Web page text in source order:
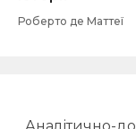
Роберто де Маттеї